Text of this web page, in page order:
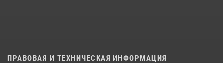
ПРАВОВАЯ И ТЕХНИЧЕСКАЯ ИНФОРМАЦИЯ